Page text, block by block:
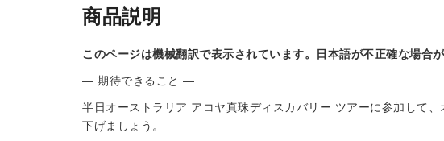
商品説明
このページは機械翻訳で表示されています。日本語が不正確な場合が
— 期待できること —
半日オーストラリア アコヤ真珠ディスカバリー ツアーに参加して
下げましょう。